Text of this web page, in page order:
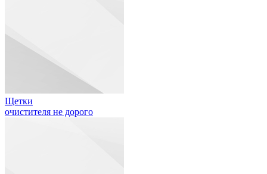
Щетки
очистителя не дорого